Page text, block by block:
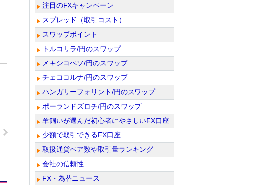
注目のFXキャンペーン
スプレッド（取引コスト）
スワップポイント
トルコリラ/円のスワップ
メキシコペソ/円のスワップ
チェココルナ/円のスワップ
ハンガリーフォリント/円のスワップ
ポーランドズロチ/円のスワップ
羊飼いが選んだ初心者にやさしいFX口座
少額で取引できるFX口座
取扱通貨ペア数や取引量ランキング
会社の信頼性
FX・為替ニュース